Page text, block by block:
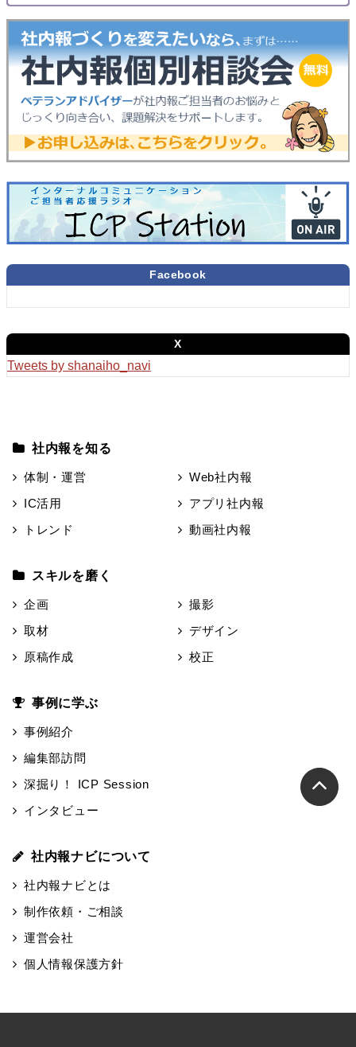
Facebook
X
Tweets by shanaiho_navi
社内報を知る
体制・運営
IC活用
トレンド
Web社内報
アプリ社内報
動画社内報
スキルを磨く
企画
取材
原稿作成
撮影
デザイン
校正
事例に学ぶ
事例紹介
編集部訪問
深掘り！ ICP Session
インタビュー
社内報ナビについて
社内報ナビとは
制作依頼・ご相談
運営会社
個人情報保護方針